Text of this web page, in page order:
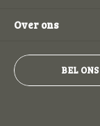
Over ons
BEL ONS